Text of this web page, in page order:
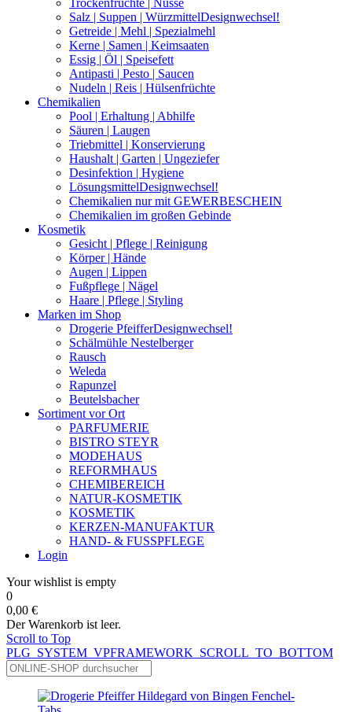
Trockenfrüchte | Nüsse
Salz | Suppen | WürzmittelDesignwechsel!
Getreide | Mehl | Spezialmehl
Kerne | Samen | Keimsaaten
Essig | Öl | Speisefett
Antipasti | Pesto | Saucen
Nudeln | Reis | Hülsenfrüchte
Chemikalien
Pool | Erhaltung | Abhilfe
Säuren | Laugen
Triebmittel | Konservierung
Haushalt | Garten | Ungeziefer
Desinfektion | Hygiene
LösungsmittelDesignwechsel!
Chemikalien nur mit GEWERBESCHEIN
Chemikalien im großen Gebinde
Kosmetik
Gesicht | Pflege | Reinigung
Körper | Hände
Augen | Lippen
Fußpflege | Nägel
Haare | Pflege | Styling
Marken im Shop
Drogerie PfeifferDesignwechsel!
Schälmühle Nestelberger
Rausch
Weleda
Rapunzel
Beutelsbacher
Sortiment vor Ort
PARFUMERIE
BISTRO STEYR
MODEHAUS
REFORMHAUS
CHEMIBEREICH
NATUR-KOSMETIK
KOSMETIK
KERZEN-MANUFAKTUR
HAND- & FUSSPFLEGE
Login
Your wishlist is empty
0
0,00 €
Der Warenkorb ist leer.
Scroll to Top
PLG_SYSTEM_VPFRAMEWORK_SCROLL_TO_BOTTOM